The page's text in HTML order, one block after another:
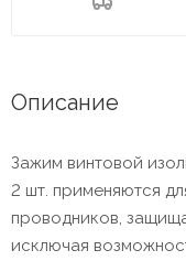
Описание
Зажим винтовой
2 шт. применяются
проводников,
исключая